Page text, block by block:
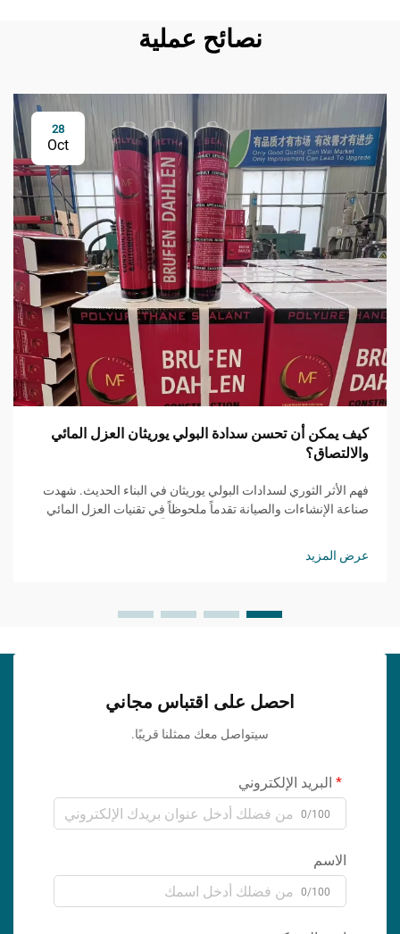
نصائح عملية
28
Oct
كيف يمكن أن تحسن سدادة البولي يوريثان العزل المائي
والالتصاق؟
فهم الأثر الثوري لسدادات البولي يوريثان في البناء الحديث. شهدت
صناعة الإنشاءات والصيانة تقدماً ملحوظاً في تقنيات العزل المائي
عرض المزيد
احصل على اقتباس مجاني
سيتواصل معك ممثلنا قريبًا.
البريد الإلكتروني
0/100
الاسم
0/100